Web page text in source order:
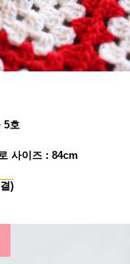
5호
사이즈 : 84cm
)